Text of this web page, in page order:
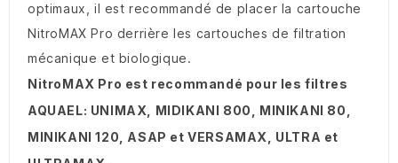
optimaux, il est recommandé de placer la cartouche
NitroMAX Pro derrière les cartouches de filtration
mécanique et biologique.
NitroMAX Pro est recommandé pour les filtres
AQUAEL: UNIMAX, MIDIKANI 800, MINIKANI 80,
MINIKANI 120, ASAP et VERSAMAX, ULTRA et